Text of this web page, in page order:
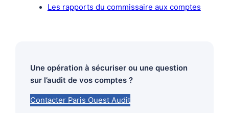
Les rapports du commissaire aux comptes
Une opération à sécuriser ou une question
sur l’audit de vos comptes ?
Contacter Paris Ouest Audit